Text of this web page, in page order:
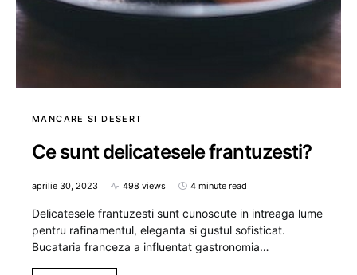
MANCARE SI DESERT
Ce sunt delicatesele frantuzesti?
aprilie 30, 2023 498 views 4 minute read
Delicatesele frantuzesti sunt cunoscute in intreaga lume
pentru rafinamentul, eleganta si gustul sofisticat.
Bucataria franceza a influentat gastronomia…